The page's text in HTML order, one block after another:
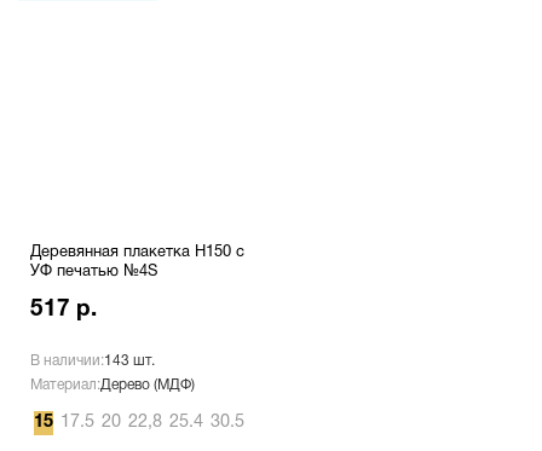
Деревянная плакетка H150 c
УФ печатью №4S
517 р.
В наличии:143 шт.
Материал:Дерево (МДФ)
15 17.5 20 22,8 25.4 30.5